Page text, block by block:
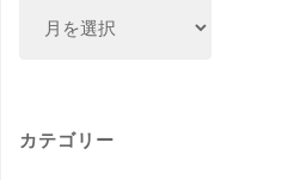
カテゴリー